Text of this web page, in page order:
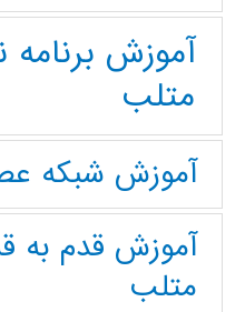
آموزش
متلب
آموزش شبکه
آموزش قدم به
متلب